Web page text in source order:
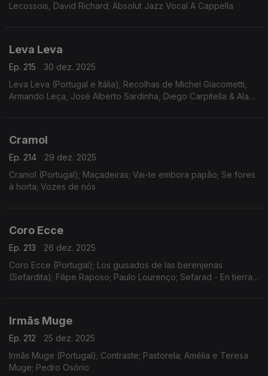
Lecossois, David Richard; Absolut Jazz Vocal A Cappella
Leva Leva
Ep. 215
30 dez. 2025
Leva Leva (Portugal e Itália); Recolhas de Michel Giacometti,
Armando Leça, José Alberto Sardinha, Diego Carpitella & Alan
Cramol
Ep. 214
29 dez. 2025
Cramol (Portugal); Maçadeiras; Vai-te embora papão; Se fores
à horta; Vozes de nós
Coro Ecce
Ep. 213
26 dez. 2025
Coro Ecce (Portugal); Los guisados de las berenjenas
(Sefardita); Filipe Raposo; Paulo Lourenço; Sefarad - En tierras
Irmãs Muge
Ep. 212
25 dez. 2025
Irmãs Muge (Portugal); Contraste; Pastorela; Amélia e Teresa
Muge; Pedro Osório